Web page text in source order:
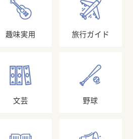
趣味実用 旅行ガイド
文芸 野球